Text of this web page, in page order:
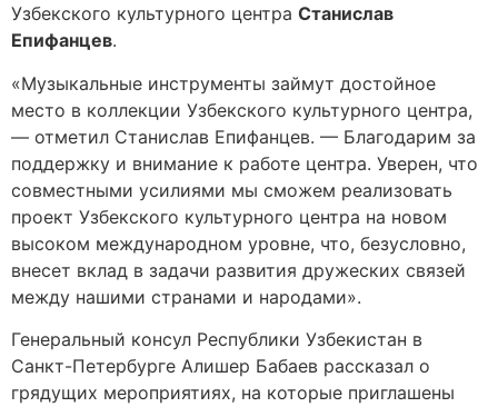
Узбекского культурного центра Станислав
Епифанцев.
«Музыкальные инструменты займут достойное
место в коллекции Узбекского культурного центра,
— отметил Станислав Епифанцев. — Благодарим за
поддержку и внимание к работе центра. Уверен, что
совместными усилиями мы сможем реализовать
проект Узбекского культурного центра на новом
высоком международном уровне, что, безусловно,
внесет вклад в задачи развития дружеских связей
между нашими странами и народами».
Генеральный консул Республики Узбекистан в
Санкт-Петербурге Алишер Бабаев рассказал о
грядущих мероприятиях, на которые приглашены